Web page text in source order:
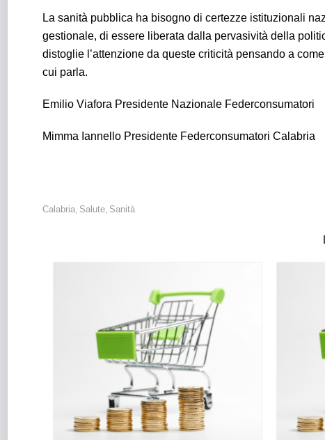
La sanità pubblica ha bisogno di certezze istituzionali
gestionale, di essere liberata dalla pervasività della
distoglie l’attenzione da queste criticità pensando a
cui parla.
Emilio Viafora Presidente Nazionale Federconsumatori
Mimma Iannello Presidente Federconsumatori Calabria
Calabria, Salute, Sanità